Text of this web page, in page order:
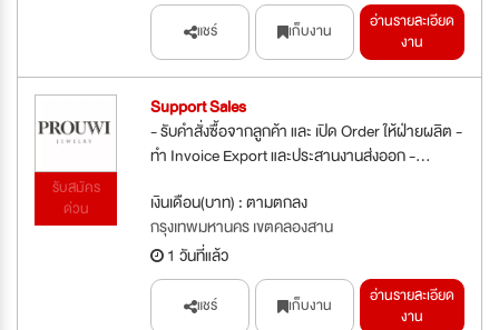
แชร์ เก็บงาน
อ่านรายละเอียด
งาน
รับสมัคร
ด่วน
Support Sales
- รับคำสั่งซื้อจากลูกค้า และ เปิด Order ให้ฝ่ายผลิต -
ทำ Invoice Export และประสานงานส่งออก -...
เงินเดือน(บาท) : ตามตกลง
กรุงเทพมหานคร เขตคลองสาน
1 วันที่แล้ว
แชร์ เก็บงาน
อ่านรายละเอียด
งาน